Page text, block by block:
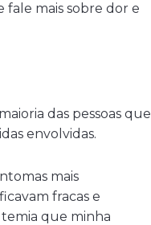
mais sobre dor e
das pessoas que
envolvidas.
mais
fracas e
que minha